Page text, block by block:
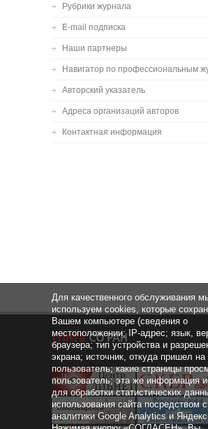
Рубрики журнала
E-mail подписка
Наши партнеры
Навигатор по профессиональным
Авторский указатель
Адреса организаций авторов
Контактная информация
Для качественного обслуживания
используем cookies, которые
Вашем компьютере (сведения о
местоположении; IP-адрес; язык,
браузера; тип устройства и
экрана; источник, откуда пришел на
пользователь; какие страницы
пользователь; эта же информация
для обработки статистических
использования сайта посредством
аналитики Google Analytics и